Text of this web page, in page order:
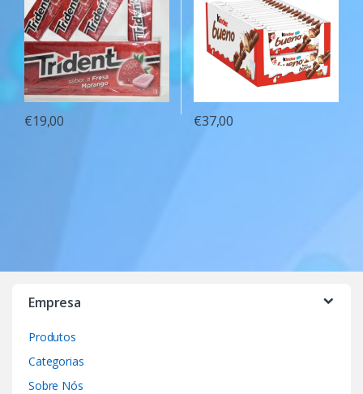
€19,00 €37,00
Empresa
Produtos
Categorias
Sobre Nós